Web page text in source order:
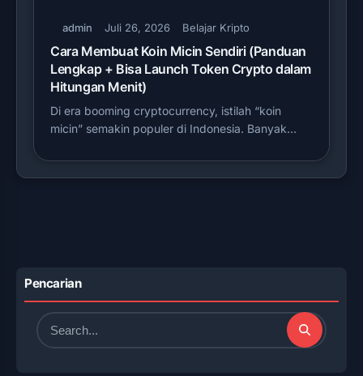
admin Juli 26, 2026 Belajar Kripto
Cara Membuat Koin Micin Sendiri (Panduan
Lengkap + Bisa Launch Token Crypto dalam
Hitungan Menit)
Di era booming cryptocurrency, istilah “koin
micin” semakin populer di Indonesia. Banyak…
Pencarian
Search